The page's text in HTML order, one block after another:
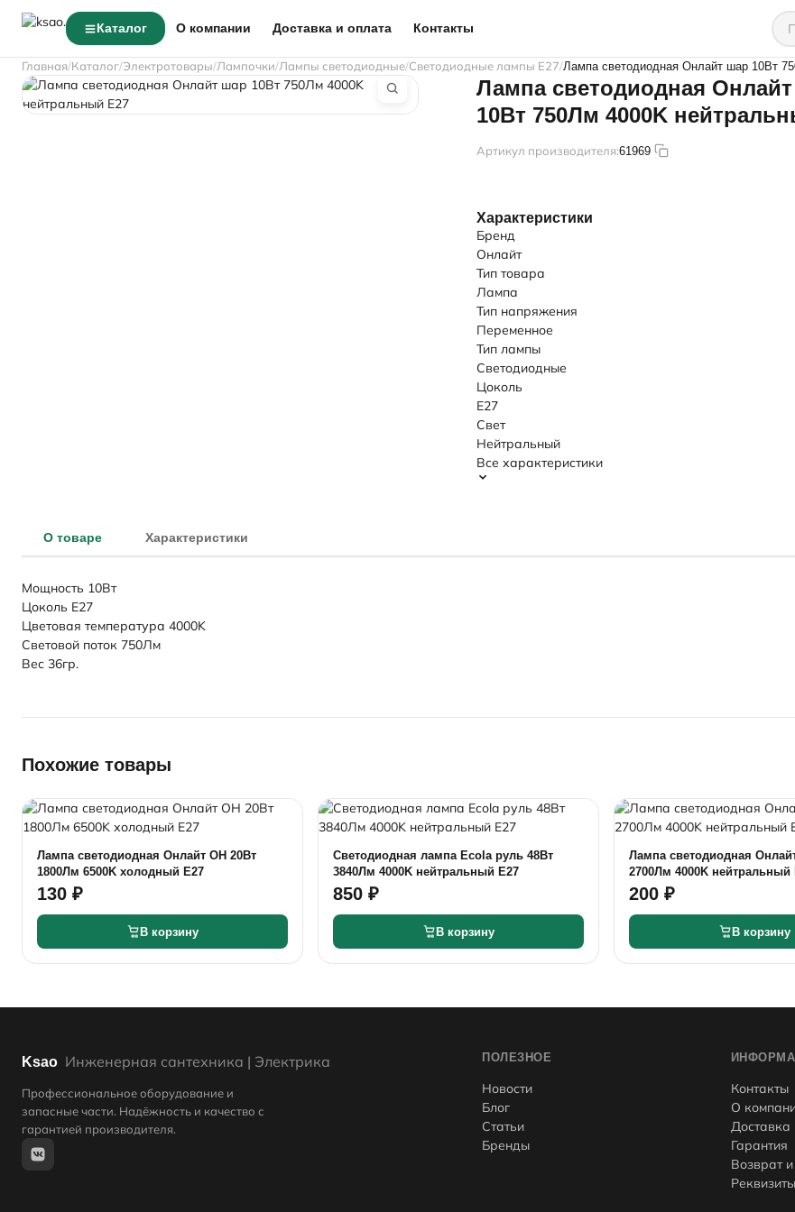
Каталог О компании Доставка и оплата Контакты
Главная Каталог Электротовары Лампочки Лампы светодиодные Светодиодные лампы E27 Лампа светодиодная Онлайт шар 10Вт
Лампа светодиодная
10Вт 750Лм 4000K
Артикул производителя:61969
Характеристики
Бренд
Онлайт
Тип товара
Лампа
Тип напряжения
Переменное
Тип лампы
Светодиодные
Цоколь
Е27
Свет
Нейтральный
Все характеристики
О товаре Характеристики
Мощность 10Вт
Цоколь E27
Цветовая температура 4000K
Световой поток 750Лм
Вес 36гр.
Похожие товары
Лампа светодиодная Онлайт ОН 20Вт
1800Лм 6500K холодный Е27
130 ₽
В корзину
Светодиодная лампа Ecola руль 48Вт
3840Лм 4000K нейтральный Е27
850 ₽
В корзину
Лампа светодиодная
2700Лм 4000K нейтральный
200 ₽
В корзину
Ksao Инженерная сантехника | Электрика
Профессиональное оборудование и
запасные части. Надёжность и качество с
гарантией производителя.
ПОЛЕЗНОЕ
Новости
Блог
Статьи
Бренды
Контакты
О
Доставка
Гарантия
Возврат
Реквизиты